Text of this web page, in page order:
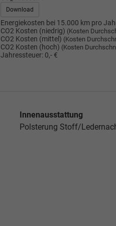
Download
Energiekosten bei 15.000 km pro
CO2 Kosten (niedrig) (Kosten
CO2 Kosten (mittel) (Kosten
CO2 Kosten (hoch) (Kosten
Jahressteuer: 0,- €
Innenausstattung
Polsterung Stoff/